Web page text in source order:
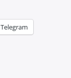
Telegram